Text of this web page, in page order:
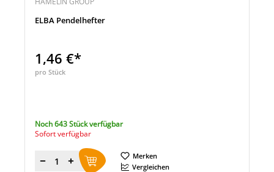
ELBA Pendelhefter
1,46 €*
pro Stück
Noch 643 Stück verfügbar
Sofort verfügbar
Menge
Merken
Vergleichen